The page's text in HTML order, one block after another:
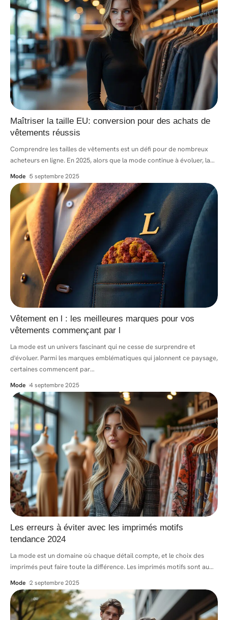
Maîtriser la taille EU: conversion pour des achats de
vêtements réussis
Comprendre les tailles de vêtements est un défi pour de nombreux
acheteurs en ligne. En 2025, alors que la mode continue à évoluer, la…
Mode 5 septembre 2025
Vêtement en l : les meilleures marques pour vos
vêtements commençant par l
La mode est un univers fascinant qui ne cesse de surprendre et
d'évoluer. Parmi les marques emblématiques qui jalonnent ce paysage,
certaines commencent par…
Mode 4 septembre 2025
Les erreurs à éviter avec les imprimés motifs
tendance 2024
La mode est un domaine où chaque détail compte, et le choix des
imprimés peut faire toute la différence. Les imprimés motifs sont au…
Mode 2 septembre 2025